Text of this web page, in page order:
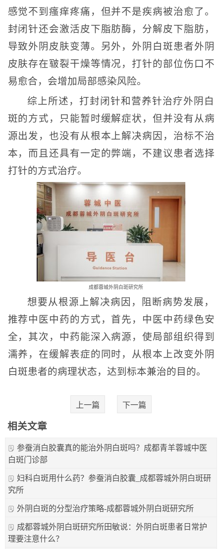
感觉不到瘙痒疼痛，但并不是疾病被治愈了。
封闭针还会激活皮下脂肪酶，分解皮下脂肪，
导致外阴皮肤变薄。另外，外阴白斑患者外阴
皮肤存在皲裂干燥等情况，打针的部位伤口不
易愈合，会增加局部感染风险。
综上所述，打封闭针和营养针治疗外阴白
斑的方式，只能暂时缓解症状，但并没有从病
源出发，也没有从根本上解决病因，治标不治
本，而且还具有一定的弊端，不建议患者选择
打针的方式治疗。
成都蓉城外阴白斑研究所
想要从根源上解决病因，阻断病势发展，
推荐中医中药的方式，首先，中医中药绿色安
全，其次，中药能深入病源，使局部组织得到
濡养，在缓解表症的同时，从根本上改变外阴
白斑患者的病理状态，达到标本兼治的目的。
上一篇 下一篇
相关文章
参蚕消白胶囊真的能治外阴白斑吗？成都青羊蓉城中医
白斑门诊部
妇科白斑用什么药？参蚕消白胶囊_成都蓉城外阴白斑研
究所
外阴白斑的分型治疗策略-成都蓉城外阴白斑研究所
成都蓉城外阴白斑研究所田敏说：外阴白斑患者日常护
理要注意什么？